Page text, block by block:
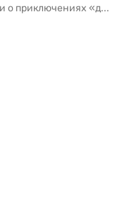
о приключениях «д...